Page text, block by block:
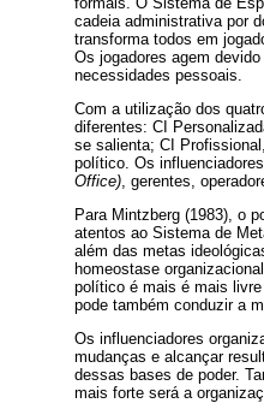
cadeia administrativa por
transforma todos em
Os jogadores agem
necessidades pessoais.
Com a utilização dos
diferentes: CI
se salienta; CI
político. Os
Office) , gerentes,
Para Mintzberg (1983), o
atentos ao Sistema de
além das metas
homeostase
político é mais é mais
pode também conduzir a
Os influenciadores
mudanças e alcançar
dessas bases de poder.
mais forte será a